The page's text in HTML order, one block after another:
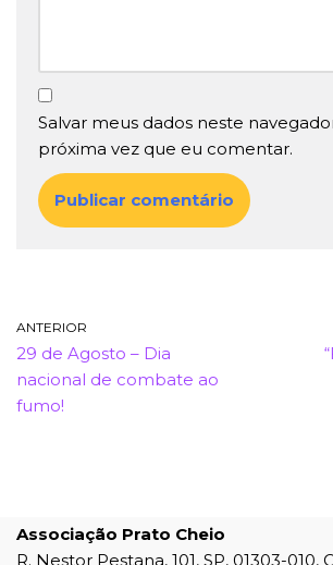
Salvar meus dados neste
próxima vez que eu comentar.
ANTERIOR
29 de Agosto – Dia
nacional de combate ao
fumo!
Associação Prato Cheio
R. Nestor Pestana, 101, SP, 01303-010,